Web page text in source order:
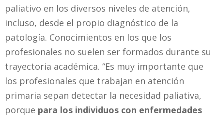
paliativo en los diversos niveles de atención,
incluso, desde el propio diagnóstico de la
patología. Conocimientos en los que los
profesionales no suelen ser formados durante su
trayectoria académica. “Es muy importante que
los profesionales que trabajan en atención
primaria sepan detectar la necesidad paliativa,
porque para los individuos con enfermedades